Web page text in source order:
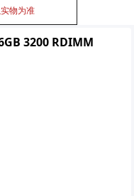
物为准
3200 RDIMM